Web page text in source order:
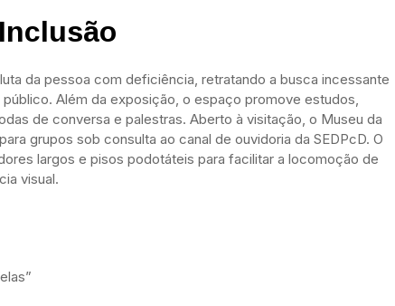
da pessoa com deficiência, retratando a busca incessante
Além da exposição, o espaço promove estudos,
de conversa e palestras. Aberto à visitação, o Museu da
grupos sob consulta ao canal de ouvidoria da SEDPcD. O
largos e pisos podotáteis para facilitar a locomoção de
visual.